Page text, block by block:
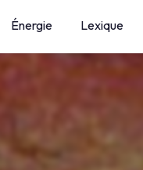
Énergie Lexique